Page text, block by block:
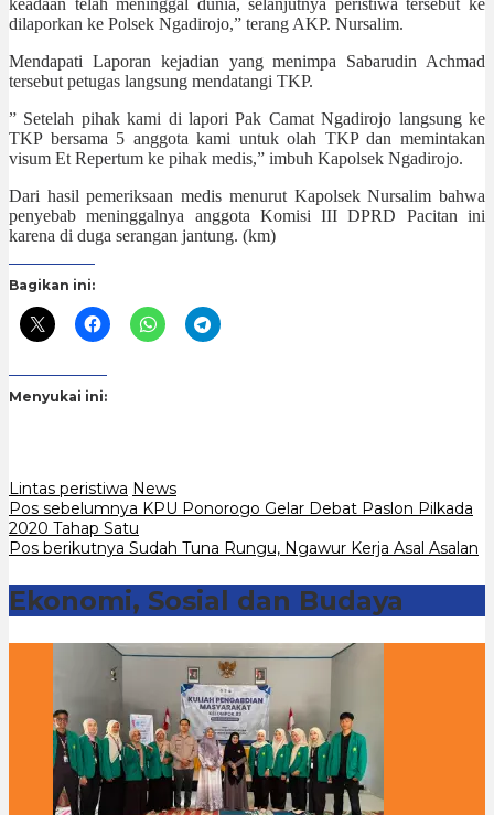
dilaporkan ke Polsek Ngadirojo,” terang AKP. Nursalim.
Mendapati Laporan kejadian yang menimpa Sabarudin Achmad
tersebut petugas langsung mendatangi TKP.
” Setelah pihak kami di lapori Pak Camat Ngadirojo langsung ke
TKP bersama 5 anggota kami untuk olah TKP dan memintakan
visum Et Repertum ke pihak medis,” imbuh Kapolsek Ngadirojo.
Dari hasil pemeriksaan medis menurut Kapolsek Nursalim bahwa
penyebab meninggalnya anggota Komisi III DPRD Pacitan ini
karena di duga serangan jantung. (km)
Bagikan ini:
Menyukai ini:
Lintas peristiwa News
Navigasi
pos
Pos sebelumnya KPU Ponorogo Gelar Debat Paslon Pilkada
2020 Tahap Satu
Pos berikutnya Sudah Tuna Rungu, Ngawur Kerja Asal Asalan
Ekonomi, Sosial dan Budaya